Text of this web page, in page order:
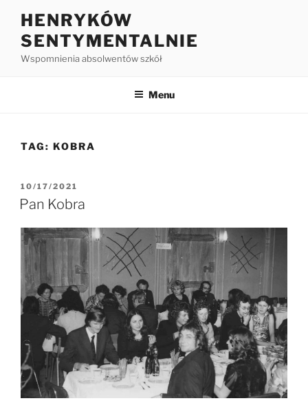
HENRYKÓW
SENTYMENTALNIE
Wspomnienia absolwentów szkół
Menu
TAG: KOBRA
10/17/2021
Pan Kobra